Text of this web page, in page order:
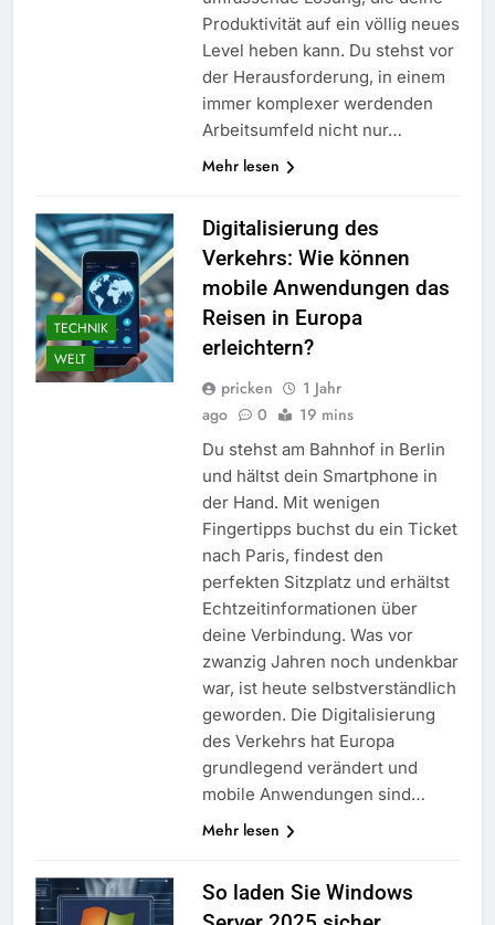
Produktivität auf ein völlig neues
Level heben kann. Du stehst vor
der Herausforderung, in einem
immer komplexer werdenden
Arbeitsumfeld nicht nur…
Mehr lesen
TECHNIK
WELT
Digitalisierung des
Verkehrs: Wie können
mobile Anwendungen das
Reisen in Europa
erleichtern?
pricken
1 Jahr
ago
0 19 mins
Du stehst am Bahnhof in Berlin
und hältst dein Smartphone in
der Hand. Mit wenigen
Fingertipps buchst du ein Ticket
nach Paris, findest den
perfekten Sitzplatz und erhältst
Echtzeitinformationen über
deine Verbindung. Was vor
zwanzig Jahren noch undenkbar
war, ist heute selbstverständlich
geworden. Die Digitalisierung
des Verkehrs hat Europa
grundlegend verändert und
mobile Anwendungen sind…
Mehr lesen
So laden Sie Windows